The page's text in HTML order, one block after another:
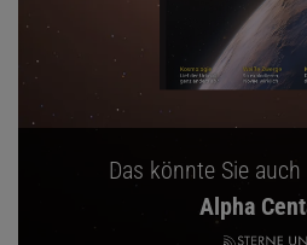
Das könnte Sie
Alpha